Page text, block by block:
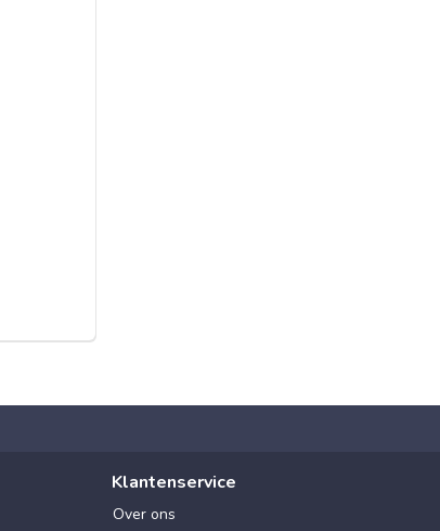
Klantenservice
Over ons